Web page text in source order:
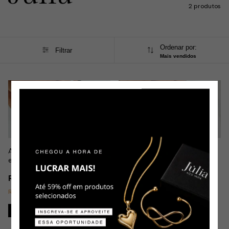
2 produtos
Filtrar Ordenar por:
Mais vendidos
1/10
Anel Infantil Temas Variados
em Aço Inox
R$4,00
Restam apenas2em estoque!
Comprar
1/
Anel Infantil Personagens em
Aço Inox
R$4,00
Comprar